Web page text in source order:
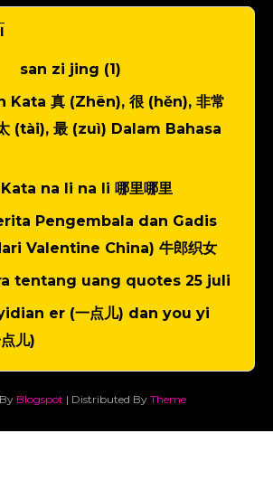
san zi jing (1)
Kata 真 (Zhēn), 很 (hěn), 非常
(tài), 最 (zuì) Dalam Bahasa
na li na li 哪里哪里
Pengembala dan Gadis
Valentine China) 牛郎织女
tentang uang quotes 25 juli
er (一点儿) dan you yi
儿)
Blogspot | Distributed By Theme